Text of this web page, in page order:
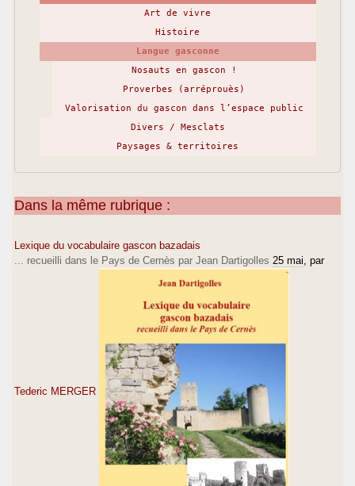
Art de vivre
Histoire
Langue gasconne
Nosauts en gascon !
Proverbes (arréprouès)
Valorisation du gascon dans l’espace public
Divers / Mesclats
Paysages & territoires
Dans la même rubrique :
Lexique du vocabulaire gascon bazadais
... recueilli dans le Pays de Cernès par Jean Dartigolles 25 mai , par
Tederic MERGER